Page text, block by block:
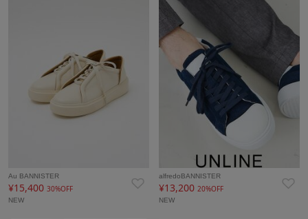
Au BANNISTER
¥15,400 30%OFF
NEW
alfredoBANNISTER
¥13,20020%OFF
NEW